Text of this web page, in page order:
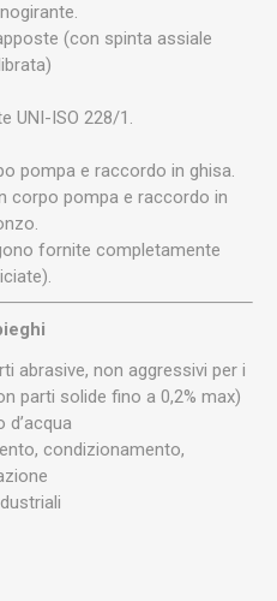
(con spinta assiale
UNI-ISO 228/1.
pompa e raccordo in ghisa.
corpo pompa e raccordo in
fornite completamente
abrasive, non aggressivi per i
parti solide fino a 0,2% max)
d’acqua
condizionamento,